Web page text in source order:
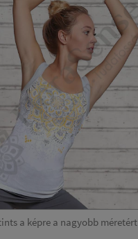
a képre a nagyobb méretért